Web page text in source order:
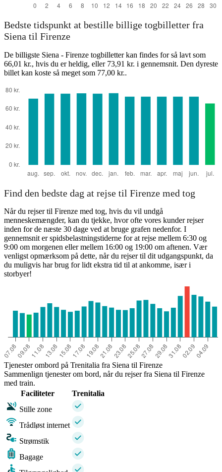
Bedste tidspunkt at bestille billige togbilletter fra
Siena til Firenze
De billigste Siena - Firenze togbilletter kan findes for så lavt som
66,01 kr., hvis du er heldig, eller 73,91 kr. i gennemsnit. Den dyreste
billet kan koste så meget som 77,00 kr..
Find den bedste dag at rejse til Firenze med tog
Når du rejser til Firenze med tog, hvis du vil undgå
menneskemængder, kan du tjekke, hvor ofte vores kunder rejser
inden for de næste 30 dage ved at bruge grafen nedenfor. I
gennemsnit er spidsbelastningstiderne for at rejse mellem 6:30 og
9:00 om morgenen eller mellem 16:00 og 19:00 om aftenen. Vær
venligst opmærksom på dette, når du rejser til dit udgangspunkt, da
du muligvis har brug for lidt ekstra tid til at ankomme, især i
storbyer!
Tjenester ombord på Trenitalia fra Siena til Firenze
Sammenlign tjenester om bord, når du rejser fra Siena til Firenze
med train.
Faciliteter
Trenitalia
Stille zone
Trådløst internet
Strømstik
Bagage